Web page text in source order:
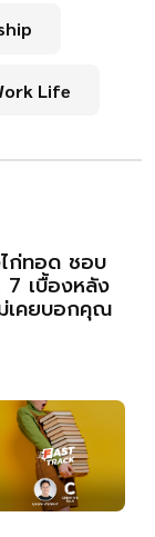
Life
ไก่ทอด ชอบ
7 เบื้องหลัง
เคยบอกคุณ